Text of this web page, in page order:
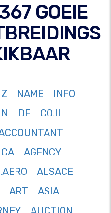
GOEIE
NAME
INFO
IN DE
CO.IL
AGENCY
ALSACE
ART
ASIA
AUCTION